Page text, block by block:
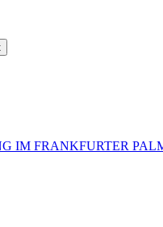
IM FRANKFURTER